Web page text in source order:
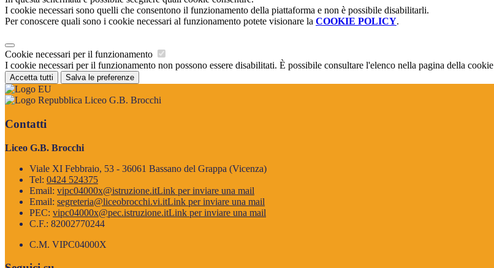
I cookie necessari sono quelli che consentono il funzionamento della piattaforma e non è possibile disabilitarli.
Per conoscere quali sono i cookie necessari al funzionamento potete visionare la COOKIE POLICY.
Cookie necessari per il funzionamento
I cookie necessari per il funzionamento non possono essere disabilitati. È possibile consultare l'elenco nella pagina della
Accetta tutti Salva le preferenze
Liceo G.B. Brocchi
Contatti
Liceo G.B. Brocchi
Viale XI Febbraio, 53 - 36061 Bassano del Grappa (Vicenza)
Tel: 0424 524375
Email: vipc04000x@istruzione.itLink per inviare una mail
Email: segreteria@liceobrocchi.vi.itLink per inviare una mail
PEC: vipc04000x@pec.istruzione.itLink per inviare una mail
C.F.: 82002770244
C.M. VIPC04000X